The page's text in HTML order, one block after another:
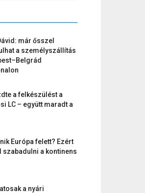
már ősszel
a személyszállítás
a felkészülést a
LC – együtt maradt a
Európa felett? Ezért
szabadulni a kontinens
a nyári